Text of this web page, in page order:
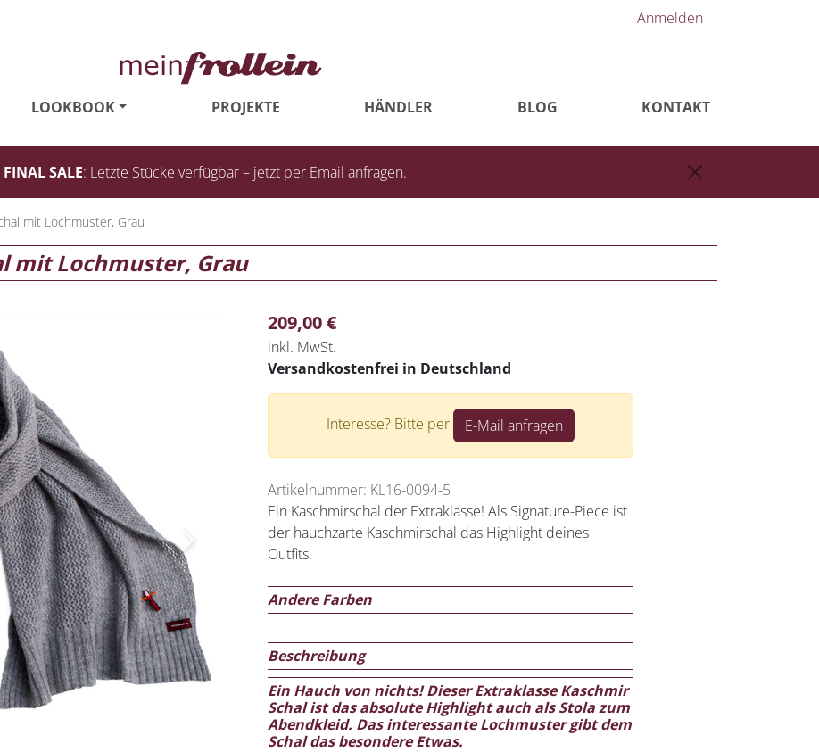
Anmelden
LOOKBOOK PROJEKTE HÄNDLER BLOG KONTAKT
FINAL SALE: Letzte Stücke verfügbar – jetzt per Email anfragen.
mit Lochmuster, Grau
mit Lochmuster, Grau
Next
209,00€
inkl. MwSt.
Versandkostenfrei in Deutschland
Interesse? Bitte per E-Mail anfragen
Artikelnummer: KL16-0094-5
Ein Kaschmirschal der Extraklasse! Als Signature-Piece ist
der hauchzarte Kaschmirschal das Highlight deines
Outfits.
Andere Farben
Beschreibung
Ein Hauch von nichts! Dieser Extraklasse Kaschmir
Schal ist das absolute Highlight auch als Stola zum
Abendkleid. Das interessante Lochmuster gibt dem
Schal das besondere Etwas.